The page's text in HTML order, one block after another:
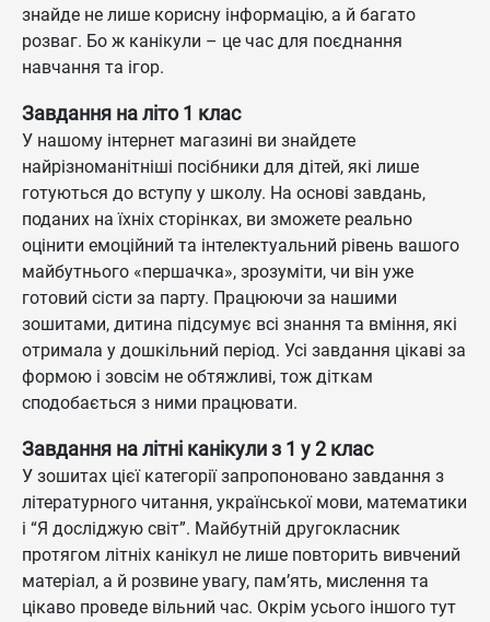
знайде не лише корисну інформацію, а й багато
розваг. Бо ж канікули – це час для поєднання
навчання та ігор.
Завдання на літо 1 клас
У нашому інтернет магазині ви знайдете
найрізноманітніші посібники для дітей, які лише
готуються до вступу у школу. На основі завдань,
поданих на їхніх сторінках, ви зможете реально
оцінити емоційний та інтелектуальний рівень вашого
майбутнього «першачка», зрозуміти, чи він уже
готовий сісти за парту. Працюючи за нашими
зошитами, дитина підсумує всі знання та вміння, які
отримала у дошкільний період. Усі завдання цікаві за
формою і зовсім не обтяжливі, тож діткам
сподобається з ними працювати.
Завдання на літні канікули з 1 у 2 клас
У зошитах цієї категорії запропоновано завдання з
літературного читання, української мови, математики
і “Я досліджую світ”. Майбутній другокласник
протягом літніх канікул не лише повторить вивчений
матеріал, а й розвине увагу, пам’ять, мислення та
цікаво проведе вільний час. Окрім усього іншого тут